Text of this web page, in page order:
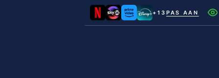
+13 PAS AAN
Netflix